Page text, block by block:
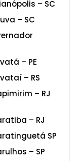
– SC
– SC
– PE
– RS
– RJ
– RJ
SP
– SP